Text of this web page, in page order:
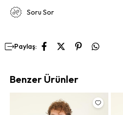
Soru Sor
Paylaş:
Benzer Ürünler